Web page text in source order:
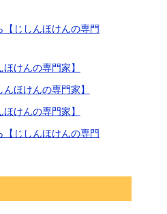
じしんほけんの専門
けんの専門家】
ほけんの専門家】
けんの専門家】
じしんほけんの専門